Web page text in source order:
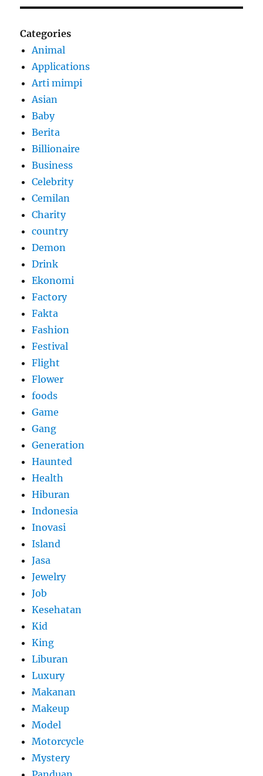
Categories
Animal
Applications
Arti mimpi
Asian
Baby
Berita
Billionaire
Business
Celebrity
Cemilan
Charity
country
Demon
Drink
Ekonomi
Factory
Fakta
Fashion
Festival
Flight
Flower
foods
Game
Gang
Generation
Haunted
Health
Hiburan
Indonesia
Inovasi
Island
Jasa
Jewelry
Job
Kesehatan
Kid
King
Liburan
Luxury
Makanan
Makeup
Model
Motorcycle
Mystery